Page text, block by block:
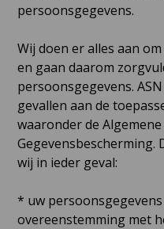
persoonsgegevens.
Wij doen er alles aan
en gaan daarom
persoonsgegevens.
gevallen aan de
waaronder de
Gegevensbescherming.
wij in ieder geval:
* uw
overeenstemming met